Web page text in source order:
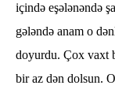
içində eşələnəndə
gələndə anam o
doyurdu. Çox vaxt
bir az dən dolsun.